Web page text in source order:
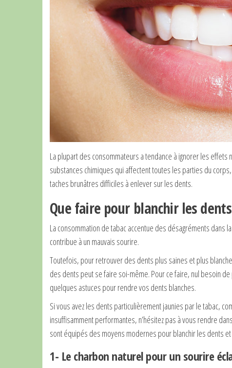
La plupart des consommateurs a tendance à ignorer les
substances chimiques qui affectent toutes les parties du
taches brunâtres difficiles à enlever sur les dents.
Que faire pour blanchir les
La consommation de tabac accentue des désagréments dans
contribue à un mauvais sourire.
Toutefois, pour retrouver des dents plus saines et plus
des dents peut se faire soi-même. Pour ce faire, nul besoin
quelques astuces pour rendre vos dents blanches.
Si vous avez les dents particulièrement jaunies par le tabac,
insuffisamment performantes, n’hésitez pas à vous rendre
sont équipés des moyens modernes pour blanchir les dents
1- Le charbon naturel pour un sourire